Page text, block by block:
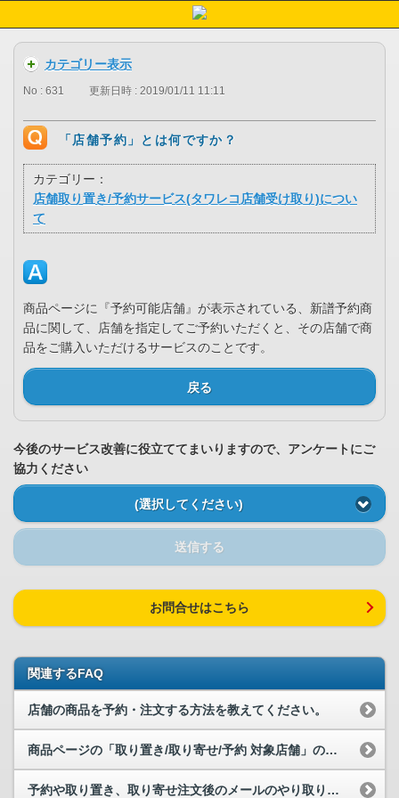
カテゴリー表示
No : 631 更新日時 : 2019/01/11 11:11
「店舗予約」とは何ですか？
カテゴリー：
店舗取り置き/予約サービス(タワレコ店舗受け取り)につい
て
商品ページに『予約可能店舗』が表示されている、新譜予約商
品に関して、店舗を指定してご予約いただくと、その店舗で商
品をご購入いただけるサービスのことです。
戻る
今後のサービス改善に役立ててまいりますので、アンケートにご
協力ください
(選択してください)
送信する
お問合せはこちら
関連するFAQ
店舗の商品を予約・注文する方法を教えてください。
商品ページの「取り置き/取り寄せ/予約 対象店舗」の中から、よく利用する店...
予約や取り置き、取り寄せ注文後のメールのやり取りを教えてください